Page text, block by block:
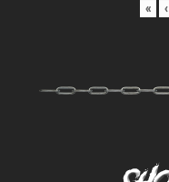
« ‹